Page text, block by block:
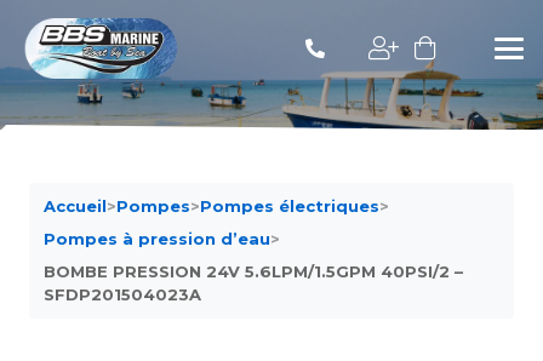
Accueil>Pompes>Pompes électriques>
Pompes à pression d’eau>
BOMBE PRESSION 24V 5.6LPM/1.5GPM 40PSI/2 –
SFDP201504023A